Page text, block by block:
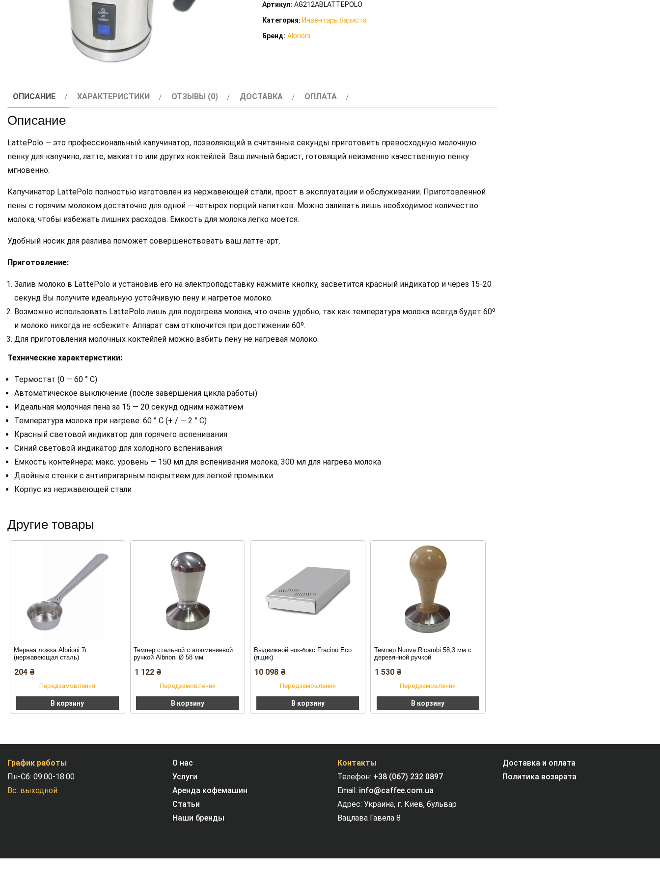
LattePolo
Артикул:AG212ABLATTEPOLO
Категория: Инвентарь бариста
Бренд: Albrioni
ОПИСАНИЕ ХАРАКТЕРИСТИКИ ОТЗЫВЫ (0) ДОСТАВКА ОПЛАТА
Описание
LattePolo — это профессиональный капучинатор, позволяющий в считанные секунды приготовить превосходную молочную
пенку для капучино, латте, макиатто или других коктейлей. Ваш личный барист, готовящий неизменно качественную пенку
мгновенно.
Капучинатор LattePolo полностью изготовлен из нержавеющей стали, прост в эксплуатации и обслуживании. Приготовленной
пены с горячим молоком достаточно для одной — четырех порций напитков. Можно заливать лишь необходимое количество
молока, чтобы избежать лишних расходов. Емкость для молока легко моется.
Удобный носик для разлива поможет совершенствовать ваш латте-арт.
Приготовление:
Залив молоко в LattePolo и установив его на электроподставку нажмите кнопку, засветится красный индикатор и через 15-20
секунд Вы получите идеальную устойчивую пену и нагретое молоко.
Возможно использовать LattePolo лишь для подогрева молока, что очень удобно, так как температура молока всегда будет 60º
и молоко никогда не «сбежит». Аппарат сам отключится при достижении 60º.
Для приготовления молочных коктейлей можно взбить пену не нагревая молоко.
Технические характеристики:
Термостат (0 — 60 ° С)
Автоматическое выключение (после завершения цикла работы)
Идеальная молочная пена за 15 — 20 секунд одним нажатием
Температура молока при нагреве: 60 ° C (+ / — 2 ° С)
Красный световой индикатор для горячего вспенивания
Синий световой индикатор для холодного вспенивания
Емкость контейнера: макс. уровень — 150 мл для вспенивания молока, 300 мл для нагрева молока
Двойные стенки с антипригарным покрытием для легкой промывки
Корпус из нержавеющей стали
Другие товары
Мерная ложка Albrioni 7г
(нержавеющая сталь)
204 ₴
Передзамовлення
В корзину
Темпер стальной с алюминиевой
ручкой Albrioni Ø 58 мм
1 122 ₴
Передзамовлення
В корзину
Выдвижной нок-бокс Fracino Eco
(ящик)
10 098 ₴
Передзамовлення
В корзину
Темпер Nuova Ricambi 58,3 мм с
деревянной ручкой
1 530 ₴
Передзамовлення
В корзину
График работы
Пн-Сб: 09:00-18:00
Вс: выходной
О нас
Услуги
Аренда кофемашин
Статьи
Наши бренды
Контакты
Телефон: +38 (067) 232 0897
Email: info@caffee.com.ua
Адрес: Украина, г. Киев, бульвар
Вацлава Гавела 8
Доставка и оплата
Политика возврата